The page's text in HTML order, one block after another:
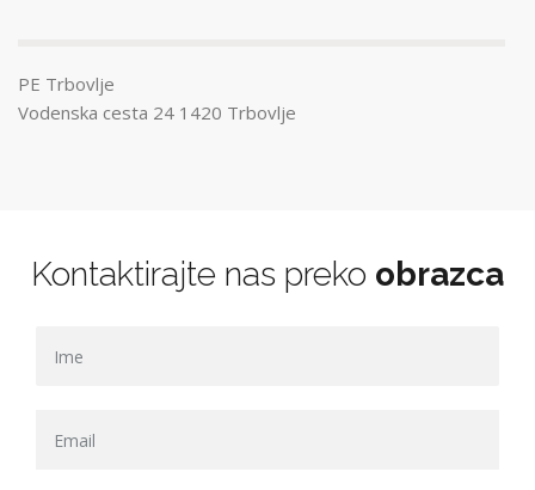
PE Trbovlje
Vodenska cesta 24 1420 Trbovlje
Kontaktirajte nas preko obrazca